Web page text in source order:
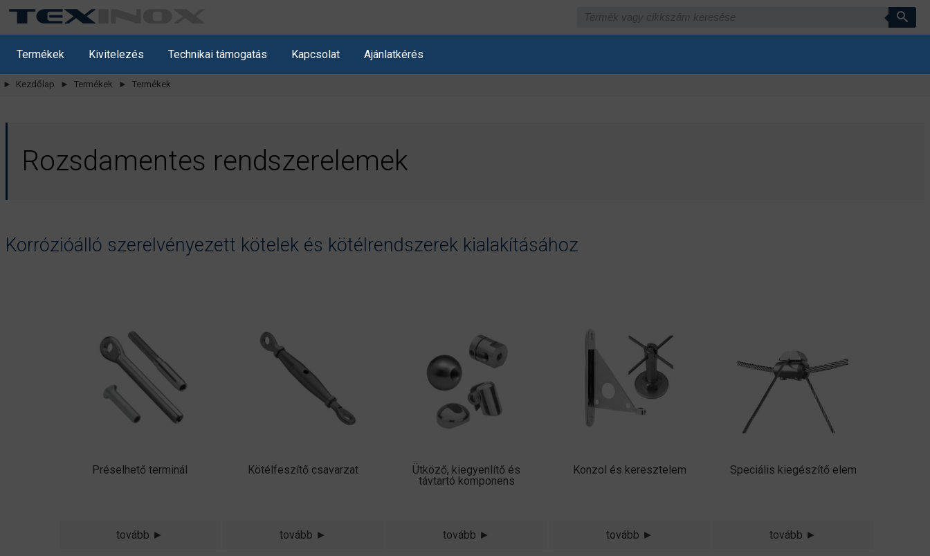
Termékek Kivitelezés Technikai támogatás Kapcsolat Ajánlatkérés
► Kezdőlap ► Termékek ► Termékek
Rozsdamentes rendszerelemek
Korrózióálló szerelvényezett kötelek és kötélrendszerek kialakításához
Préselhető terminál
tovább ►
Kötélfeszítő csavarzat
tovább ►
Ütköző, kiegyenlítő és
távtartó komponens
tovább ►
Konzol és keresztelem
tovább ►
Speciális kiegészítő elem
tovább ►